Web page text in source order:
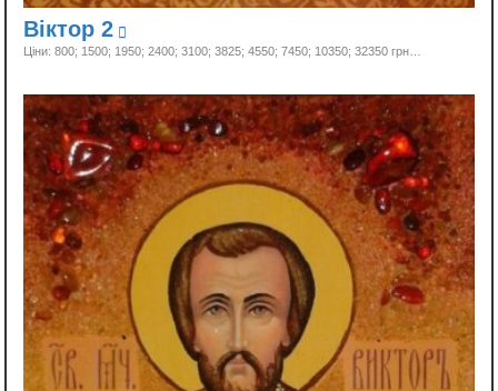
Віктор 2
Ціни: 800; 1500; 1950; 2400; 3100; 3825; 4550; 7450; 10350; 32350 грн…